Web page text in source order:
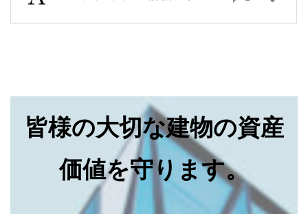
皆様の大切な建物の資産
価値を守ります。